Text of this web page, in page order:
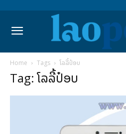
Home Tags ໂລລີ້ປ໋ອບ
Tag: ໂລລີ້ປ໋ອບ